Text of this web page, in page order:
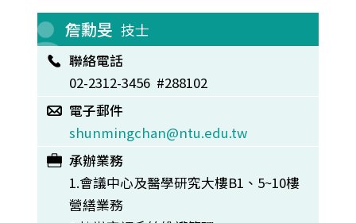
詹勳旻 技士
聯絡電話
02-2312-3456 #288102
電子郵件
shunmingchan@ntu.edu.tw
承辦業務
1.會議中心及醫學研究大樓B1、5~10樓
營繕業務